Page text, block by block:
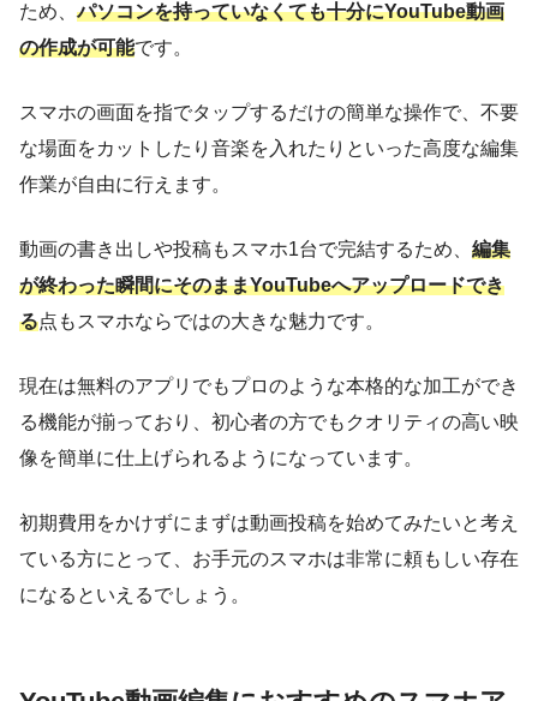
ため、パソコンを持っていなくても十分にYouTube動画
の作成が可能です。
スマホの画面を指でタップするだけの簡単な操作で、不要
な場面をカットしたり音楽を入れたりといった高度な編集
作業が自由に行えます。
動画の書き出しや投稿もスマホ1台で完結するため、 編集
が終わった瞬間にそのままYouTubeへアップロードでき
る点もスマホならではの大きな魅力です。
現在は無料のアプリでもプロのような本格的な加工ができ
る機能が揃っており、初心者の方でもクオリティの高い映
像を簡単に仕上げられるようになっています。
初期費用をかけずにまずは動画投稿を始めてみたいと考え
ている方にとって、お手元のスマホは非常に頼もしい存在
になるといえるでしょう。